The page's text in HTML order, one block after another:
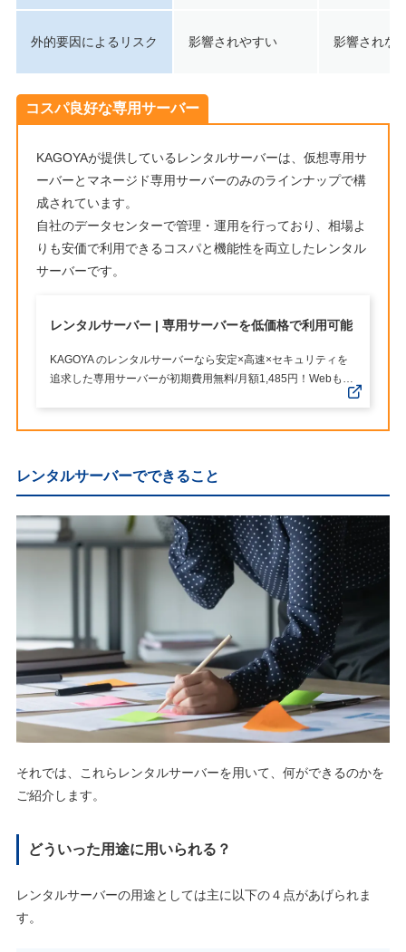
外的要因によるリスク 影響されやすい 影響されな
コスパ良好な専用サーバー
KAGOYAが提供しているレンタルサーバーは、仮想専用サ
ーバーとマネージド専用サーバーのみのラインナップで構
成されています。
自社のデータセンターで管理・運用を行っており、相場よ
りも安価で利用できるコスパと機能性を両立したレンタル
サーバーです。
レンタルサーバー | 専用サーバーを低価格で利用可能
KAGOYA のレンタルサーバーなら安定×高速×セキュリティを
追求した専用サーバーが初期費用無料/月額1,485円！Webもメ
ールもドメイン・SSLも導入から乗り換えまで、まとめてぜん
レンタルサーバーでできること
それでは、これらレンタルサーバーを用いて、何ができるのかを
ご紹介します。
どういった用途に用いられる？
レンタルサーバーの用途としては主に以下の４点があげられま
す。